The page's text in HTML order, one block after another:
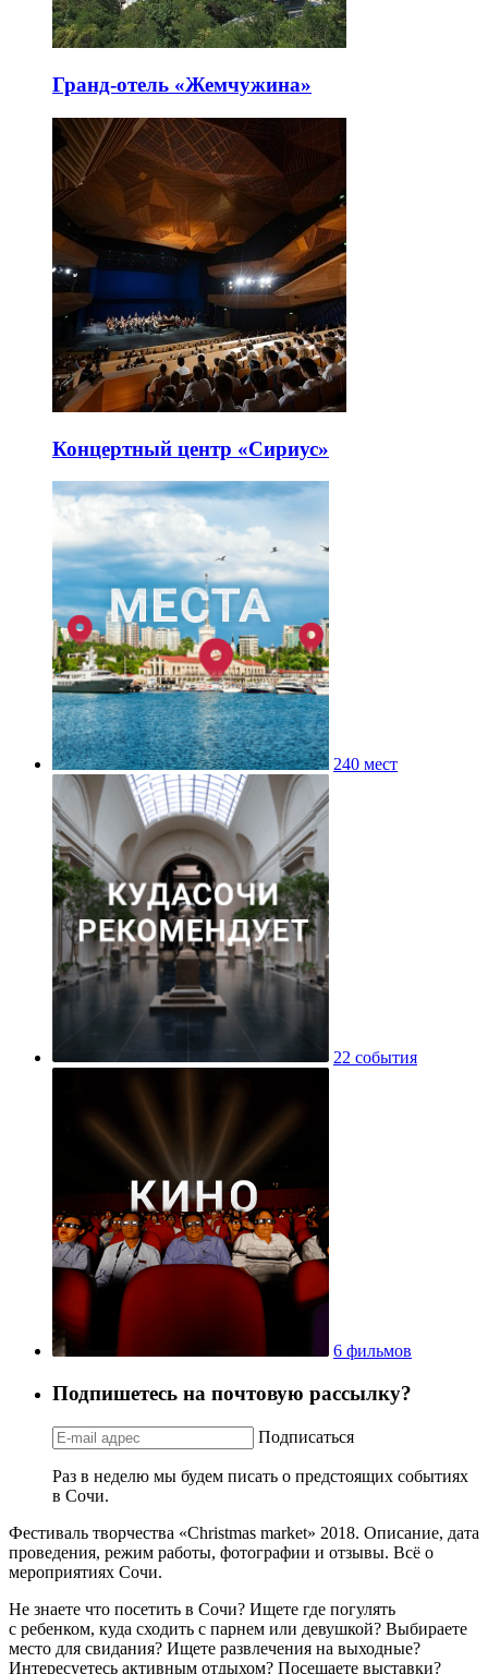
Гранд-отель «Жемчужина»
Концертный центр «Сириус»
240 мест
22 события
6 фильмов
Подпишетесь на почтовую рассылку?
Подписаться
Раз в неделю мы будем писать о предстоящих событиях
в Сочи.
Фестиваль творчества «Christmas market» 2018. Описание, дата
проведения, режим работы, фотографии и отзывы. Всё о
мероприятиях Сочи.
Не знаете что посетить в Сочи? Ищете где погулять
с ребенком, куда сходить с парнем или девушкой? Выбираете
место для свидания? Ищете развлечения на выходные?
Интересуетесь активным отдыхом? Посещаете выставки?